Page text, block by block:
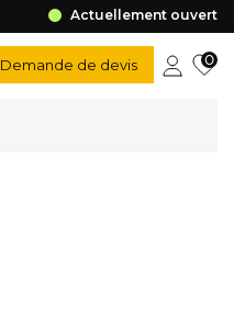
Actuellement ouvert
Demande de devis 0